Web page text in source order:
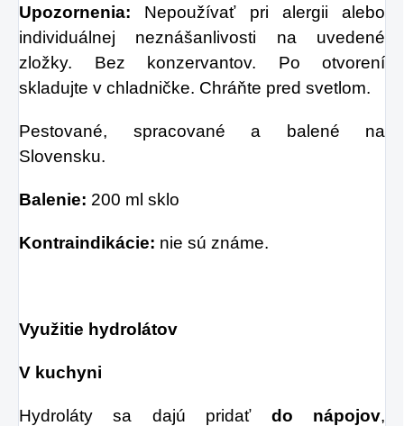
Upozornenia: Nepoužívať pri alergii alebo
individuálnej neznášanlivosti na uvedené
zložky. Bez konzervantov. Po otvorení
skladujte v chladničke. Chráňte pred svetlom.
Pestované, spracované a balené na
Slovensku.
Balenie: 200 ml sklo
Kontraindikácie: nie sú známe.
Využitie hydrolátov
V kuchyni
Hydroláty sa dajú pridať do nápojov,